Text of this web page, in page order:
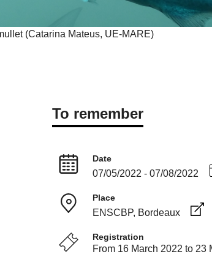
(Catarina Mateus, UE-MARE)
To remember
Date
07/05/2022 - 07/08/2022
Place
ENSCBP, Bordeaux
Registration
From 16 March 2022 to 23